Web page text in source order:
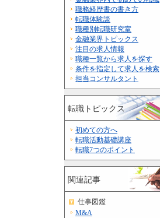
職務経歴書の書き方
転職体験談
職種別転職研究室
金融業界トピックス
注目の求人情報
職種一覧から求人を探す
条件を指定して求人を検索
担当コンサルタント
転職トピックス
初めての方へ
転職活動基礎講座
転職7つのポイント
関連記事
仕事図鑑
M&A